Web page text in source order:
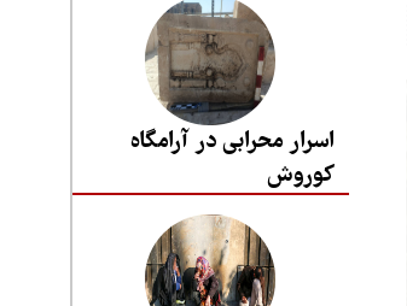
اسرار محرابی در آرامگاه
کوروش